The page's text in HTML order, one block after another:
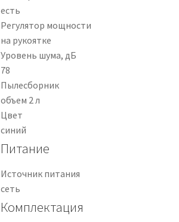
есть
Регулятор мощности
на рукоятке
Уровень шума, дБ
78
Пылесборник
объем 2 л
Цвет
синий
Питание
Источник питания
сеть
Комплектация